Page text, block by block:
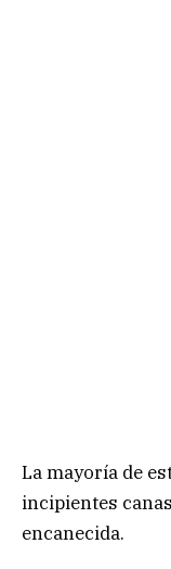
La mayoría de
incipientes
encanecida.